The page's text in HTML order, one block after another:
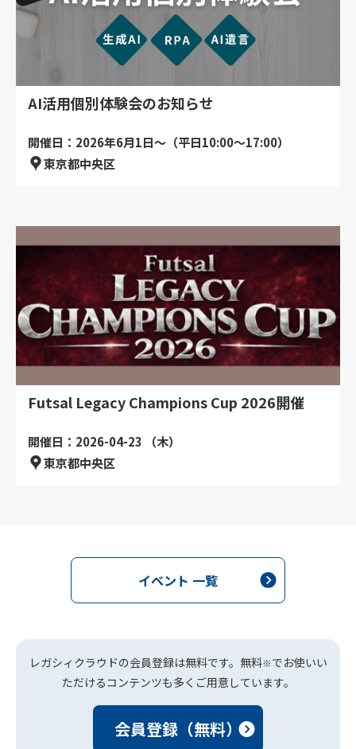
AI活用個別体験会のお知らせ
開催日：2026年6月1日～（平日10:00～17:00）
東京都中央区
Futsal Legacy Champions Cup 2026開催
開催日：2026-04-23 （木）
東京都中央区
イベント 一覧
レガシィクラウドの会員登録は無料です。無料※でお使いい
ただけるコンテンツも多くご用意しています。
会員登録（無料）